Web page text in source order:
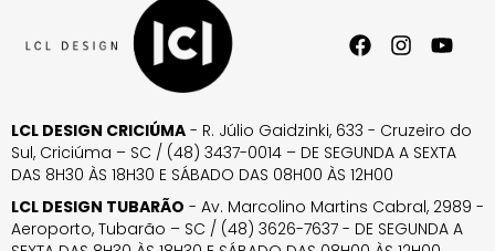
LCL DESIGN CRICIÚMA - R. Júlio Gaidzinki, 633 - Cruzeiro do
Sul, Criciúma – SC / (48) 3437-0014 – DE SEGUNDA A SEXTA
DAS 8H30 ÀS 18H30 E SÁBADO DAS 08H00 ÀS 12H00
LCL DESIGN TUBARÃO - Av. Marcolino Martins Cabral, 2989 -
Aeroporto, Tubarão – SC / (48) 3626-7637 - DE SEGUNDA A